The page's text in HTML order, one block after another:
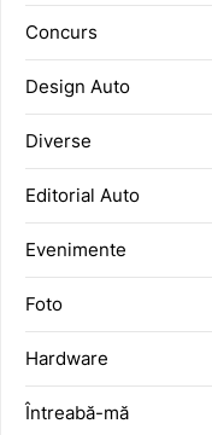
Concurs
Design Auto
Diverse
Editorial Auto
Evenimente
Foto
Hardware
Întreabă-mă